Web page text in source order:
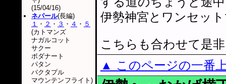
伊勢神宮とワンセッ
こちらも合わせて是
▲ このページの一番
(15/04/16)
ネパール(長編)
１ ・ ２ ・ ３ ・ ４ ・ ５
(カトマンズ
ナガルコット
サクー
ボダナート
パタン
バクタプル
マウンテンフライト)